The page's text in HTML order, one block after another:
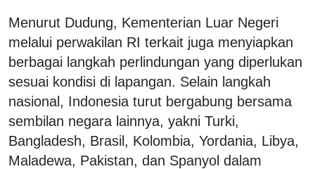
Menurut Dudung, Kementerian Luar Negeri
melalui perwakilan RI terkait juga menyiapkan
berbagai langkah perlindungan yang diperlukan
sesuai kondisi di lapangan. Selain langkah
nasional, Indonesia turut bergabung bersama
sembilan negara lainnya, yakni Turki,
Bangladesh, Brasil, Kolombia, Yordania, Libya,
Maladewa, Pakistan, dan Spanyol dalam